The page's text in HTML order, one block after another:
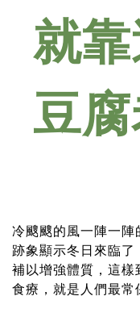
就
豆腐
冷颼颼的風一陣一陣
跡象顯示冬日來臨
補以增強體質，這樣
食療，就是人們最常